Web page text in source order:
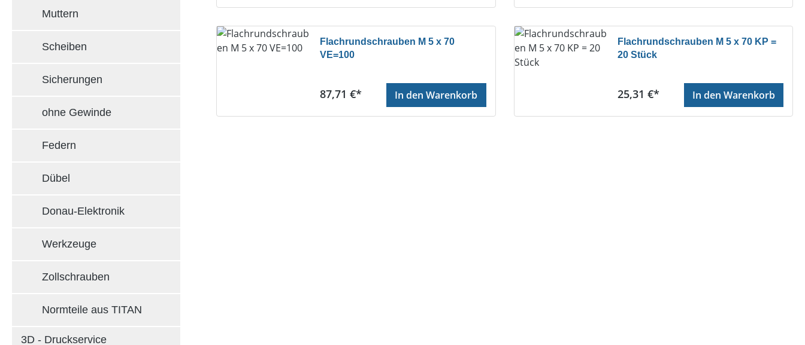
Muttern
Scheiben
Sicherungen
ohne Gewinde
Federn
Dübel
Donau-Elektronik
Werkzeuge
Zollschrauben
Normteile aus TITAN
3D - Druckservice
Flachrundschrauben M 5 x 70
VE=100
Regulärer Preis:
87,71 €* In den Warenkorb
Flachrundschrauben M 5 x 70 KP =
20 Stück
Regulärer Preis:
25,31 €* In den Warenkorb